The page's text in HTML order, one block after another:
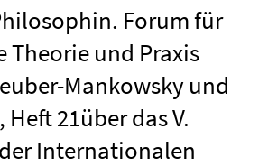
Forum für
Theorie und Praxis
Mankowsky und
21über das V.
Internationalen